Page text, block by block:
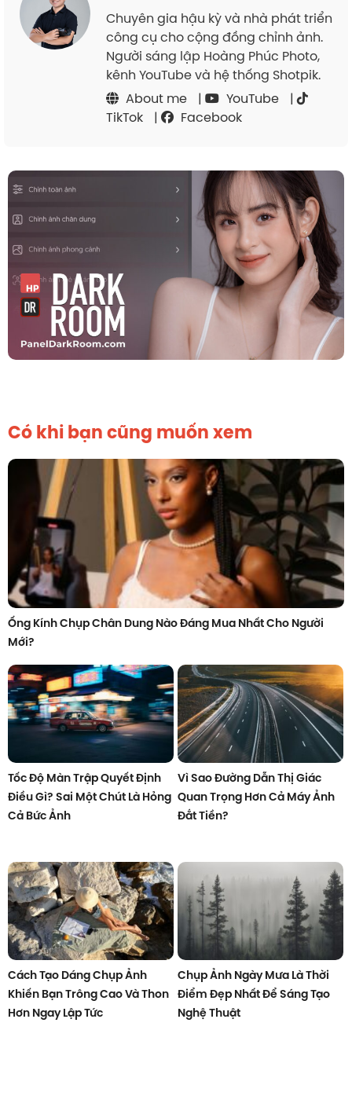
Chuyên gia hậu kỳ và nhà phát triển
công cụ cho cộng đồng chỉnh ảnh.
Người sáng lập Hoàng Phúc Photo,
kênh YouTube và hệ thống Shotpik.
About me
| YouTube
|
TikTok
| Facebook
Có khi bạn cũng muốn xem
Ống Kính Chụp Chân Dung Nào Đáng Mua Nhất Cho Người
Mới?
Tốc Độ Màn Trập Quyết Định
Điều Gì? Sai Một Chút Là Hỏng
Cả Bức Ảnh
Vì Sao Đường Dẫn Thị Giác
Quan Trọng Hơn Cả Máy Ảnh
Đắt Tiền?
Cách Tạo Dáng Chụp Ảnh
Khiến Bạn Trông Cao Và Thon
Hơn Ngay Lập Tức
Chụp Ảnh Ngày Mưa Là Thời
Điểm Đẹp Nhất Để Sáng Tạo
Nghệ Thuật